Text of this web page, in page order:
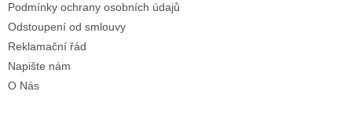
Podmínky ochrany osobních údajů
Odstoupení od smlouvy
Reklamační řád
Napište nám
O Nás